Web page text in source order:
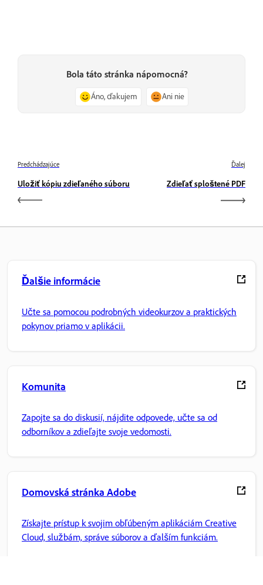
Bola táto stránka nápomocná?
Áno, ďakujem Ani nie
Predchádzajúce
Uložiť kópiu zdieľaného súboru
Ďalej
Zdieľať sploštené PDF
Ďalšie informácie
Učte sa pomocou podrobných videokurzov a praktických
pokynov priamo v aplikácii.
Komunita
Zapojte sa do diskusií, nájdite odpovede, učte sa od
odborníkov a zdieľajte svoje vedomosti.
Domovská stránka Adobe
Získajte prístup k svojim obľúbeným aplikáciám Creative
Cloud, službám, správe súborov a ďalším funkciám.